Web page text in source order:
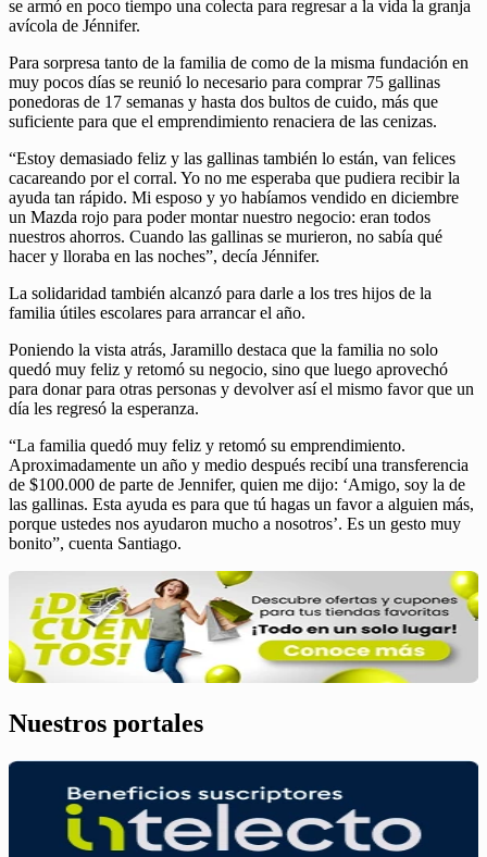
se armó en poco tiempo una colecta para regresar a la vida la granja
avícola de Jénnifer.
Para sorpresa tanto de la familia de como de la misma fundación en
muy pocos días se reunió lo necesario para comprar 75 gallinas
ponedoras de 17 semanas y hasta dos bultos de cuido, más que
suficiente para que el emprendimiento renaciera de las cenizas.
“Estoy demasiado feliz y las gallinas también lo están, van felices
cacareando por el corral. Yo no me esperaba que pudiera recibir la
ayuda tan rápido. Mi esposo y yo habíamos vendido en diciembre
un Mazda rojo para poder montar nuestro negocio: eran todos
nuestros ahorros. Cuando las gallinas se murieron, no sabía qué
hacer y lloraba en las noches”, decía Jénnifer.
La solidaridad también alcanzó para darle a los tres hijos de la
familia útiles escolares para arrancar el año.
Poniendo la vista atrás, Jaramillo destaca que la familia no solo
quedó muy feliz y retomó su negocio, sino que luego aprovechó
para donar para otras personas y devolver así el mismo favor que un
día les regresó la esperanza.
“La familia quedó muy feliz y retomó su emprendimiento.
Aproximadamente un año y medio después recibí una transferencia
de $100.000 de parte de Jennifer, quien me dijo: ‘Amigo, soy la de
las gallinas. Esta ayuda es para que tú hagas un favor a alguien más,
porque ustedes nos ayudaron mucho a nosotros’. Es un gesto muy
bonito”, cuenta Santiago.
Nuestros portales